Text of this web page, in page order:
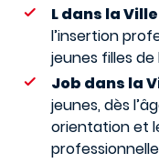
L dans la Ville
l’insertion
jeunes filles de
Job dans la
jeunes, dès
orientation et